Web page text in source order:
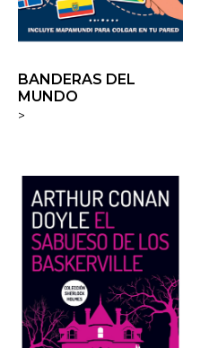
BANDERAS DEL
MUNDO
>